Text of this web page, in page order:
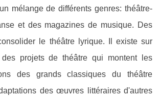
mélange de différents genres: théâtre-
et des magazines de musique. Des
le théâtre lyrique. Il existe sur
projets de théâtre qui montent les
des grands classiques du théâtre
des œuvres littéraires d'autres